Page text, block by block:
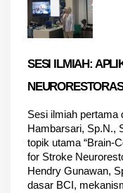
SESI ILMIAH:
Sesi ilmiah pertama
Hambarsari, Sp.N.,
topik utama “Brain-
for Stroke
Hendry Gunawan,
dasar BCI,